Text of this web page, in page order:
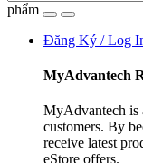
phẩm
Đăng Ký / Log
MyAdvantech
MyAdvantech is
customers. By
receive latest
eStore offers.